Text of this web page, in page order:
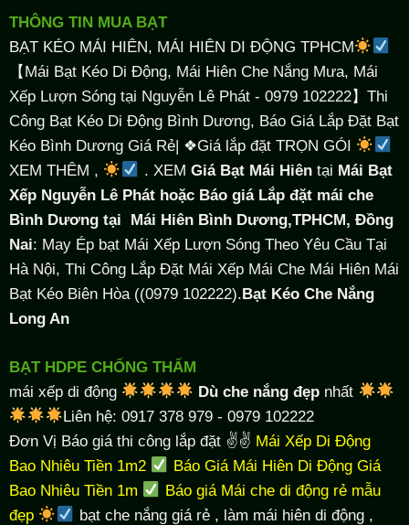
THÔNG TIN MUA BẠT
BẠT KÉO MÁI HIÊN, MÁI HIÊN DI ĐỘNG TPHCM
【Mái Bạt Kéo Di Động, Mái Hiên Che Nắng Mưa, Mái
Xếp Lượn Sóng tại Nguyễn Lê Phát - 0979 102222】Thi
Công Bạt Kéo Di Động Bình Dương, Báo Giá Lắp Đặt Bạt
Kéo Bình Dương Giá Rẻ| ❖Giá lắp đặt TRỌN GÓI
XEM THÊM ,
. XEM Giá Bạt Mái Hiêntại Mái Bạt
Xếp Nguyễn Lê Phát hoặc Báo giá Lắp đặt mái che
Bình Dương tại Mái Hiên Bình Dương,TPHCM, Đồng
Nai: May Ép bạt Mái Xếp Lượn Sóng Theo Yêu Cầu Tại
Hà Nội, Thi Công Lắp Đặt Mái Xếp Mái Che Mái Hiên Mái
Bạt Kéo Biên Hòa ((0979 102222).Bạt Kéo Che Nắng
Long An
BẠT HDPE CHỐNG THẤM
mái xếp di động Dù che nắng đẹp nhất
Liên hệ: 0917 378 979 - 0979 102222
Đơn Vị Báo giá thi công lắp đặt ✌✌ Mái Xếp Di Động
Bao Nhiêu Tiền 1m2
Báo Giá Mái Hiên Di Động Giá
Bao Nhiêu Tiền 1m
Báo giá Mái che di động rẻ mẫu
đẹp
bạt che nắng giá rẻ, làm mái hiên di động,